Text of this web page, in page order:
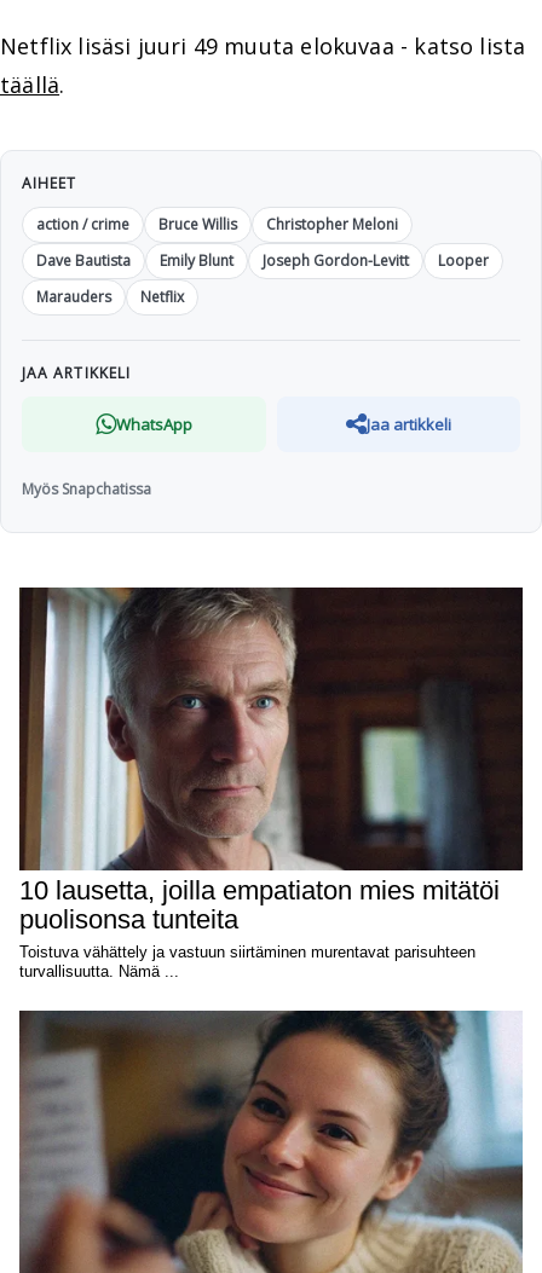
Netflix lisäsi juuri 49 muuta elokuvaa - katso lista
täällä.
AIHEET
action / crime
Bruce Willis
Christopher Meloni
Dave Bautista
Emily Blunt Joseph Gordon-Levitt
Looper
Marauders
Netflix
JAA ARTIKKELI
WhatsApp Jaa artikkeli
Myös Snapchatissa